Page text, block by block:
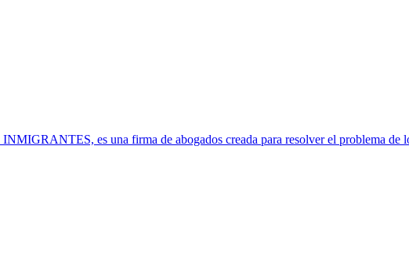
es una firma de abogados creada para resolver el problema de